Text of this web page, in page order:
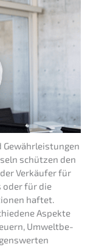
Gewähr­leis­tun­gen
schüt­zen den
Verkäu­fer für
oder für die
haftet.
Aspek­te
Umwelt­be­